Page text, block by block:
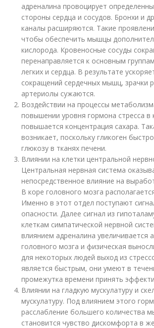
адреналина провоцирует
стороны сердца и сосудов. Бронхи и
каналы расширяются. Такие
чтобы обеспечить мышцы
кислорода. Кровеносные сосуды
перенаправляется к основным
легких и сердца. В результате
сокращений сердечных мышц, зрачки
артериолы сужаются.
Воздействии на процессы
повышении уровня гормона стресса в
повышается концентрация сахара.
возникает, поскольку гликоген
глюкозу в тканях печени.
Влиянии на клетки центральной
Центральная нервная система
непосредственное влияние на
В коре головного мозга
Именно в этот отдел поступают
опасности. Далее сигнал из
клеткам симпатической нервной
влиянием адреналина увеличивается
головного мозга и физическая
для некоторых людей выход из
является быстрым, они умеют в
промежутка времени принять
Влиянии на гладкую мускулатуру и
мускулатуру. Под влиянием этого
расслабление большего количества
становится чувство дискомфорта в